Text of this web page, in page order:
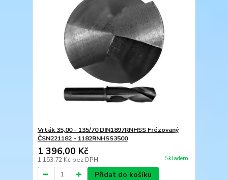
Vrták 35,00 - 135/70 DIN1897RNHSS Frézovaný
ČSN221182 - 1182RNHSS3500
1 396,00 Kč
1 153,72 Kč bez DPH Skladem
Přidat do košíku